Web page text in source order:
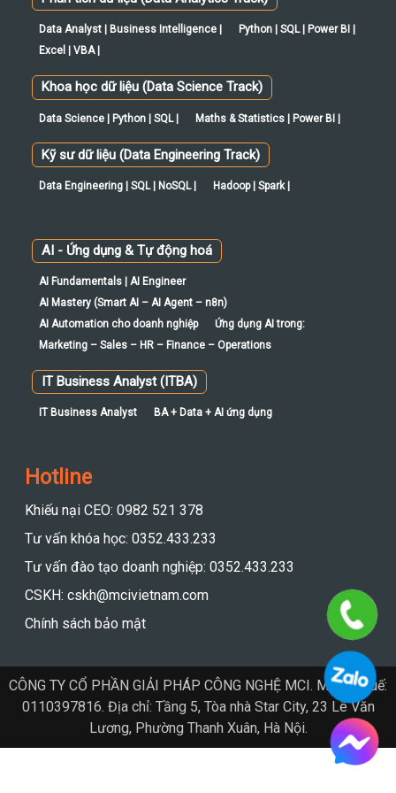
Phân tích dữ liệu (Data Analytics Track)
Data Analyst | Business Intelligence |
Kỹ sư dữ liệu (Data Engineering Track)
AI - Ứng dụng & Tự động hoá
AI Fundamentals | AI Engineer
AI Mastery (Smart AI – AI Agent – n8n)
AI Automation cho doanh nghiệp
Ứng dụng AI trong:
IT Business Analyst (ITBA)
Hotline
Khiếu nại CEO: 0982 521 378
Tư vấn khóa học: 0352.433.233
Tư vấn đào tạo doanh nghiệp: 0352.433.233
CSKH: cskh@mcivietnam.com
CÔNG TY CỔ PHẦN GIẢI PHÁP CÔNG NGHỆ MCI. Mã số thuế:
0110397816. Địa chỉ: Tầng 5, Tòa nhà Star City, 23 Lê Văn
Lương, Phường Thanh Xuân, Hà Nội.